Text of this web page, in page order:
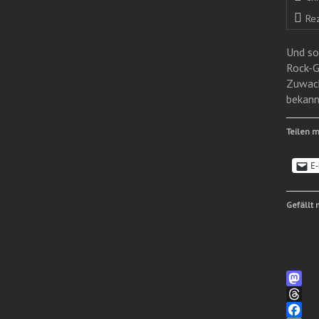
Und
Rock-
Teilen
Gefällt
M
a
T